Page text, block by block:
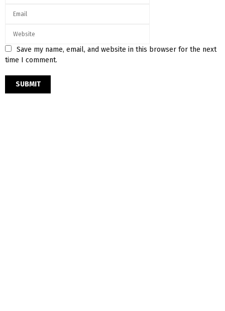
Save my name, email, and website in this browser for the next
time I comment.